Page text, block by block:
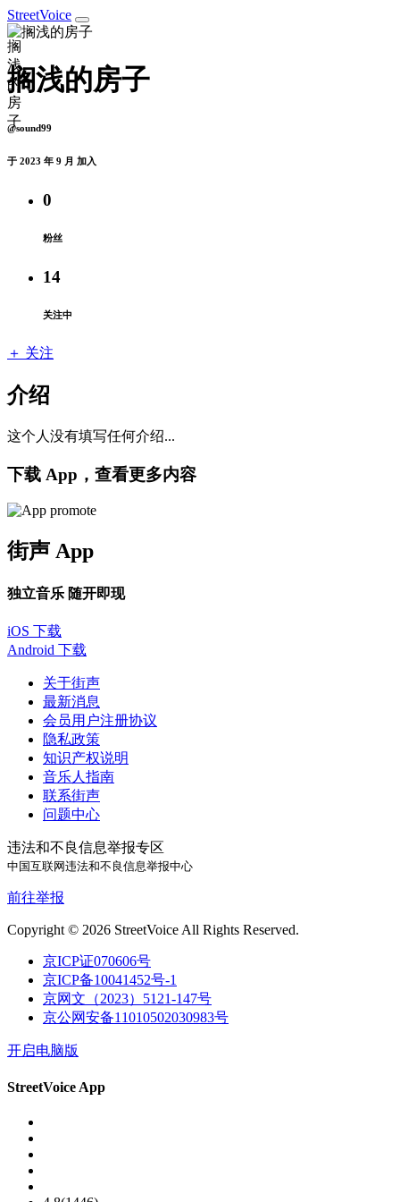
StreetVoice
搁浅的房子
@sound99
于 2023 年 9 月 加入
0
粉丝
14
关注中
＋ 关注
介绍
这个人没有填写任何介绍...
下载 App，查看更多内容
街声 App
独立音乐 随开即现
iOS 下载
Android 下载
关于街声
最新消息
会员用户注册协议
隐私政策
知识产权说明
音乐人指南
联系街声
问题中心
违法和不良信息举报专区
中国互联网违法和不良信息举报中心
前往举报
Copyright © 2026 StreetVoice All Rights Reserved.
京ICP证070606号
京ICP备10041452号-1
京网文（2023）5121-147号
京公网安备11010502030983号
开启电脑版
StreetVoice App